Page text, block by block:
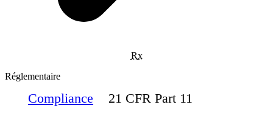
Rx
Réglementaire
Compliance 21 CFR Part 11